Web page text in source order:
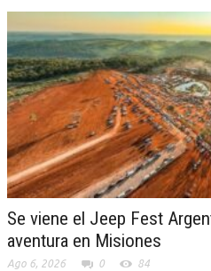
Se viene el Jeep Fest
aventura en Misiones
Ago 6, 2026 0 84